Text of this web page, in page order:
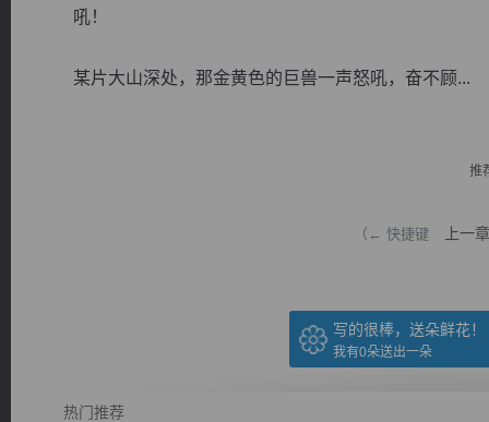
吼！
某片大山深处，那金黄色的巨兽一声怒吼，奋不顾...
推
（← 快捷键 上一章
写的很棒，送朵鲜花！
我有0朵送出一朵
热门推荐